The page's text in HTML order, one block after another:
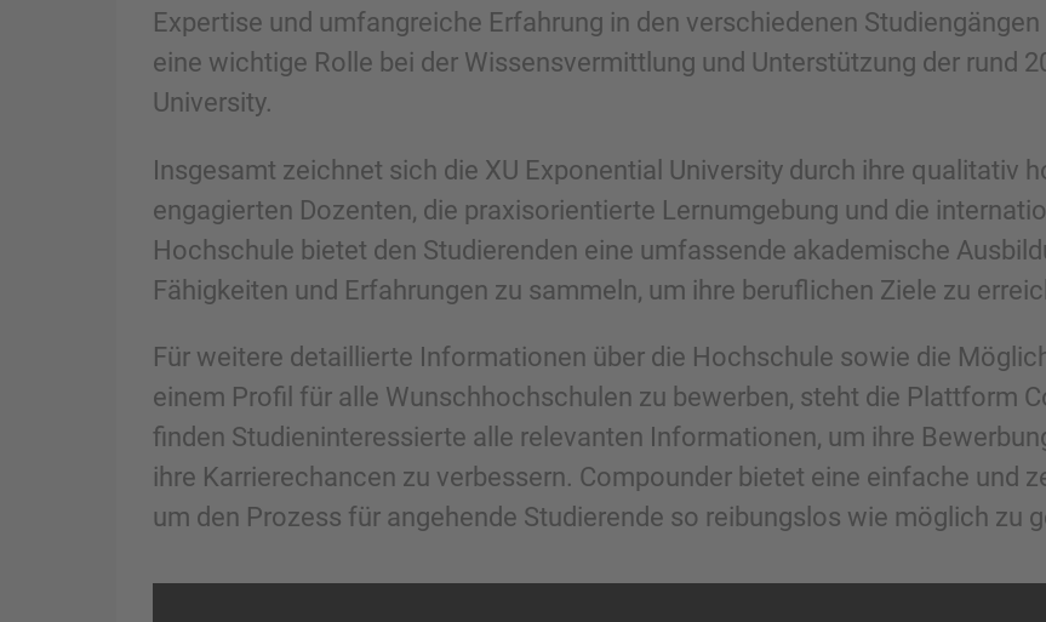
Expertise und umfangreiche Erfahrung in den verschiedenen
eine wichtige Rolle bei der Wissensvermittlung und Unterstützung der rund
University.
Insgesamt zeichnet sich die XU Exponential University durch ihre qualitativ
engagierten Dozenten, die praxisorientierte Lernumgebung und die
Hochschule bietet den Studierenden eine umfassende akademische
Fähigkeiten und Erfahrungen zu sammeln, um ihre beruflichen Ziele zu
Für weitere detaillierte Informationen über die Hochschule sowie die
einem Profil für alle Wunschhochschulen zu bewerben, steht die Plattform
finden Studieninteressierte alle relevanten Informationen, um ihre
ihre Karrierechancen zu verbessern. Compounder bietet eine einfache und
um den Prozess für angehende Studierende so reibungslos wie möglich zu